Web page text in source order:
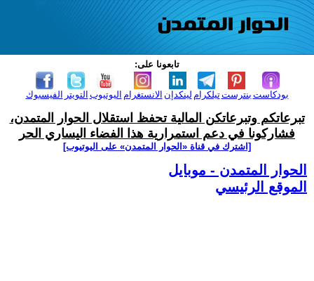
تابعونا على:
الفيسبوك التويتر اليوتيوب الانستغرام لينكدإن تيلكرامبنترست بودكاست
تبرعاتكم وتبرعاتكن المالية تحفظ استقلال الحوار المتمدن،
فشاركونا في دعم استمرارية هذا الفضاء اليساري الحر
[اشترك في قناة ‫«الحوار المتمدن» على اليوتيوب]
الحوار المتمدن - موبايل
الموقع الرئيسي